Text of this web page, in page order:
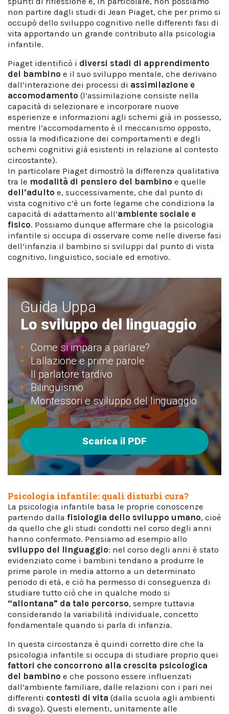
non partire dagli studi di Jean Piaget, che per primo si
occupò dello sviluppo cognitivo nelle differenti fasi di
vita apportando un grande contributo alla psicologia
infantile.
Piaget identificò i diversi stadi di apprendimento
del bambino e il suo sviluppo mentale, che derivano
dall’interazione dei processi di assimilazione e
accomodamento (l’assimilazione consiste nella
capacità di selezionare e incorporare nuove
esperienze e informazioni agli schemi già in possesso,
mentre l’accomodamento è il meccanismo opposto,
ossia la modificazione dei comportamenti e degli
schemi cognitivi già esistenti in relazione al contesto
circostante).
In particolare Piaget dimostrò la differenza qualitativa
tra le modalità di pensiero del bambino e quelle
dell’adulto e, successivamente, che dal punto di
vista cognitivo c’è un forte legame che condiziona la
capacità di adattamento all’ambiente sociale e
fisico. Possiamo dunque affermare che la psicologia
infantile si occupa di osservare come nelle diverse fasi
dell’infanzia il bambino si sviluppi dal punto di vista
cognitivo, linguistico, sociale ed emotivo.
Guida Uppa
Lo sviluppo del linguaggio
Come si impara a parlare?
Lallazione e prime parole
Il parlatore tardivo
Bilinguismo
Montessori e sviluppo del linguaggio
Scarica il PDF
Psicologia infantile: quali disturbi cura?
La psicologia infantile basa le proprie conoscenze
partendo dalla fisiologia dello sviluppo umano, cioè
da quello che gli studi condotti nel corso degli anni
hanno confermato. Pensiamo ad esempio allo
sviluppo del linguaggio: nel corso degli anni è stato
evidenziato come i bambini tendano a produrre le
prime parole in media attorno a un determinato
periodo di età, e ciò ha permesso di conseguenza di
studiare tutto ciò che in qualche modo si
“allontana” da tale percorso, sempre tuttavia
considerando la variabilità individuale, concetto
fondamentale quando si parla di infanzia.
In questa circostanza è quindi corretto dire che la
psicologia infantile si occupa di studiare proprio quei
fattori che concorrono alla crescita psicologica
del bambino e che possono essere influenzati
dall’ambiente familiare, dalle relazioni con i pari nei
differenti contesti di vita (dalla scuola agli ambienti
di svago). Questi elementi, unitamente alle